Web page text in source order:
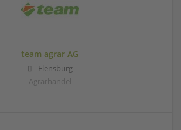
team agrar AG
Flensburg
Agrarhandel